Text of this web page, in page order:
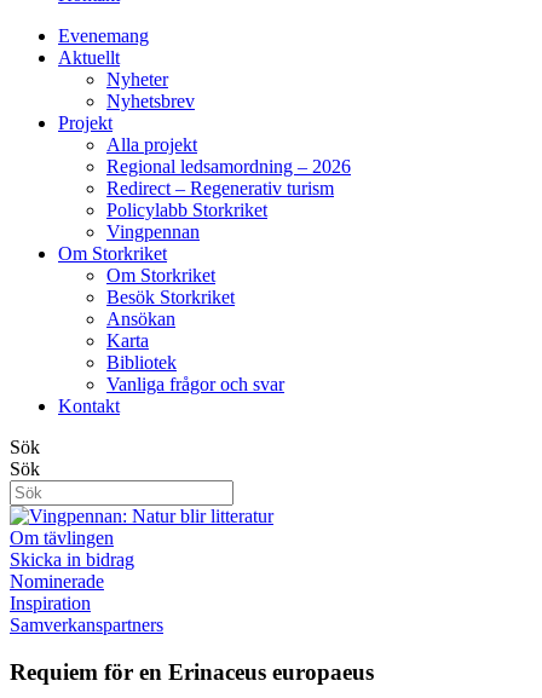
Evenemang
Aktuellt
Nyheter
Nyhetsbrev
Projekt
Alla projekt
Regional ledsamordning – 2026
Redirect – Regenerativ turism
Policylabb Storkriket
Vingpennan
Om Storkriket
Om Storkriket
Besök Storkriket
Ansökan
Karta
Bibliotek
Vanliga frågor och svar
Kontakt
Sök
Sök
Om tävlingen
Skicka in bidrag
Nominerade
Inspiration
Samverkanspartners
Requiem för en Erinaceus europaeus